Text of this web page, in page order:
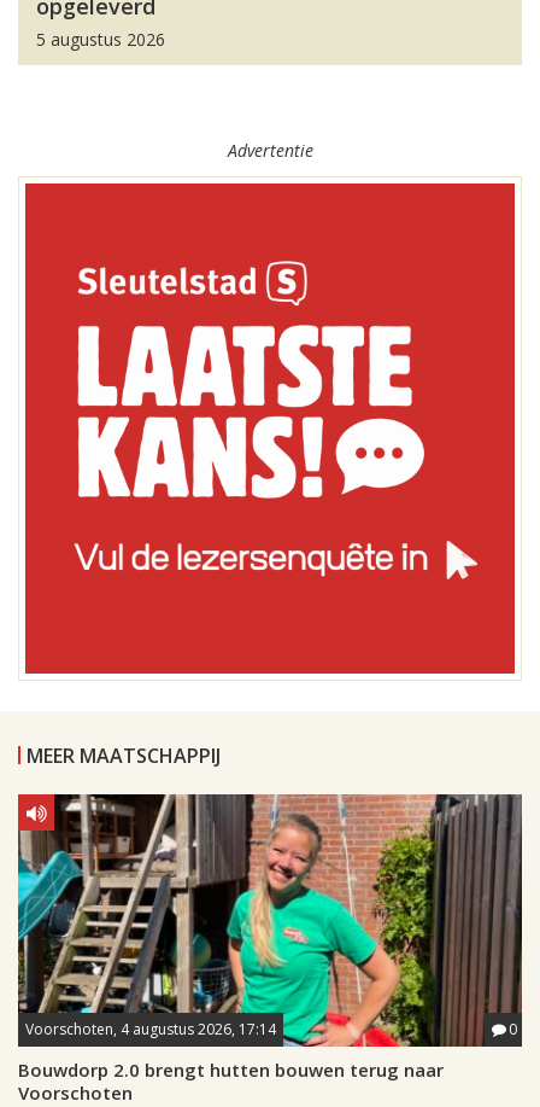
opgeleverd
5 augustus 2026
Advertentie
MEER MAATSCHAPPIJ
Voorschoten, 4 augustus 2026, 17:14 0
Bouwdorp 2.0 brengt hutten bouwen terug naar
Voorschoten